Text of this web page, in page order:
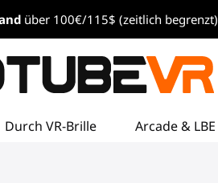
über 100€/115$ (zeitlich begrenzt)
Durch VR-Brille Arcade & LBE